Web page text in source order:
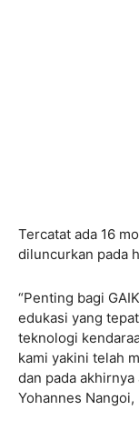
Tercatat ada 16
diluncurkan pada
“Penting bagi
edukasi yang
teknologi
kami yakini telah
dan pada
Yohannes Nangoi,